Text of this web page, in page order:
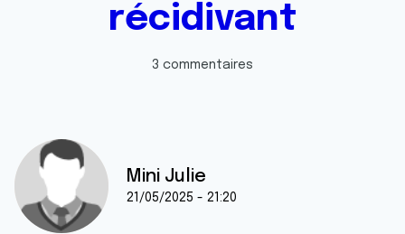
récidivant
3 commentaires
Mini Julie
21/05/2025 - 21:20